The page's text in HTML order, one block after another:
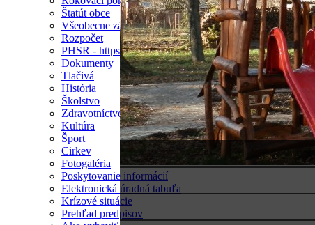
Štatút obce
Všeobecne záväzné nariadenia
Rozpočet
PHSR - https://rra-levicko.sk/dokumenty/
Dokumenty
Tlačivá
História
Školstvo
Zdravotníctvo
Kultúra
Šport
Cirkev
Fotogaléria
Poskytovanie informácií
Elektronická úradná tabuľa
Krízové situácie
Prehľad predpisov